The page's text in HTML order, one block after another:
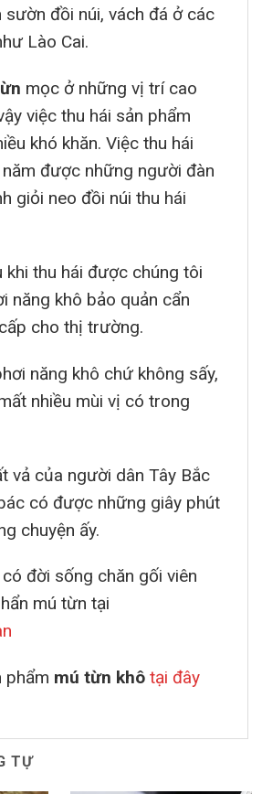
sườn đồi núi, vách đá ở các
Lào Cai.
mọc ở những vị trí cao
việc thu hái sản phẩm
khó khăn. Việc thu hái
được những người đàn
giỏi neo đồi núi thu hái
khi thu hái được chúng tôi
năng khô bảo quản cẩn
cho thị trường.
năng khô chứ không sấy,
nhiều mùi vị có trong
vả của người dân Tây Bắc
có được những giây phút
chuyện ấy.
đời sống chăn gối viên
mú từn tại
phẩm mú từn khô tại đây
TỰ